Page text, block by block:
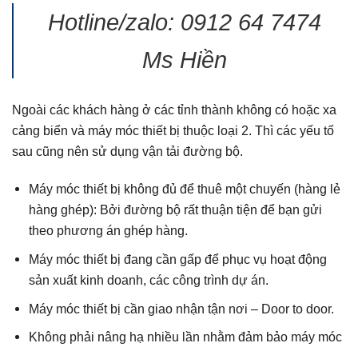
Hotline/zalo: 0912 64 7474
Ms Hiền
Ngoài các khách hàng ở các tỉnh thành không có hoặc xa
cảng biển và máy móc thiết bị thuộc loại 2. Thì các yếu tố
sau cũng nên sử dụng vận tải đường bộ.
Máy móc thiết bị không đủ để thuê một chuyến (hàng lẻ
hàng ghép): Bởi đường bộ rất thuận tiện để bạn gửi
theo phương án ghép hàng.
Máy móc thiết bị đang cần gấp để phục vụ hoạt động
sản xuất kinh doanh, các công trình dự án.
Máy móc thiết bị cần giao nhận tận nơi – Door to door.
Không phải nâng hạ nhiều lần nhằm đảm bảo máy móc